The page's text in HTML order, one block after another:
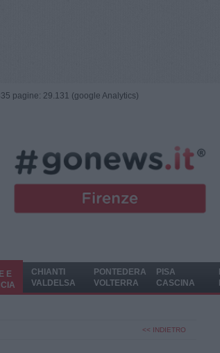
pagine: 29.131 (google Analytics)
E
CHIANTI
VALDELSA
PONTEDERA
VOLTERRA
PISA
CASCINA
<< INDIETRO